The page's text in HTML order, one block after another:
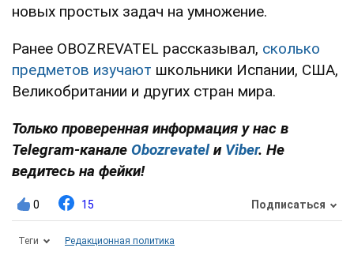
новых простых задач на умножение.
Ранее OBOZREVATEL рассказывал, сколько
предметов изучают школьники Испании, США,
Великобритании и других стран мира.
Только проверенная информация у нас в
Telegram-канале Obozrevatel и Viber. Не
ведитесь на фейки!
0 15 Подписаться
Теги Редакционная политика